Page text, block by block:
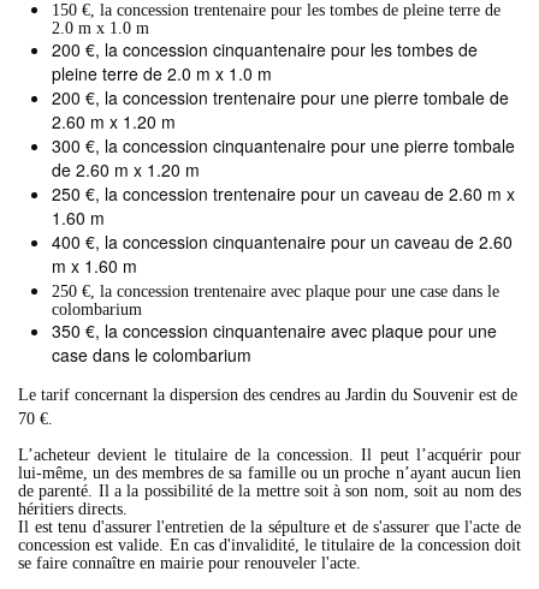
150 €, la concession trentenaire pour les tombes de pleine terre de
2.0 m x 1.0 m
200 €, la concession cinquantenaire pour les tombes de
pleine terre de 2.0 m x 1.0 m
200 €, la concession trentenaire pour une pierre tombale de
2.60 m x 1.20 m
300 €, la concession cinquantenaire pour une pierre tombale
de 2.60 m x 1.20 m
250 €, la concession trentenaire pour un caveau de 2.60 m x
1.60 m
400 €, la concession cinquantenaire pour un caveau de 2.60
m x 1.60 m
250 €, la concession trentenaire avec plaque pour une case dans le
colombarium
350 €, la concession cinquantenaire avec plaque pour une
case dans le colombarium
Le tarif concernant la dispersion des cendres au Jardin du Souvenir est de
70 €.
L’acheteur devient le titulaire de la concession. Il peut l’acquérir pour
lui-même, un des membres de sa famille ou un proche n’ayant aucun lien
de parenté. Il a la possibilité de la mettre soit à son nom, soit au nom des
héritiers directs.
Il est tenu d'assurer l'entretien de la sépulture et de s'assurer que l'acte de
concession est valide. En cas d'invalidité, le titulaire de la concession doit
se faire connaître en mairie pour renouveler l'acte.